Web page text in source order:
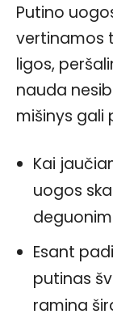
Putino
vertinamos
ligos,
nauda
mišinys gali
Kai
uogos
Esant
putinas
ramina